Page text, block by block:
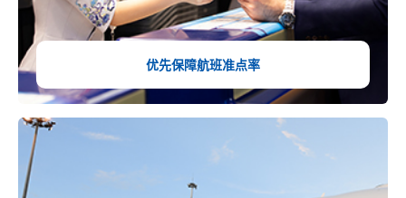
优先保障航班准点率